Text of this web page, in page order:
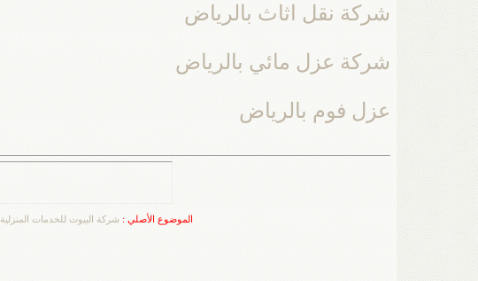
شركة نقل اثاث بالرياض
شركة عزل مائي بالرياض
عزل فوم بالرياض
الموضوع الأصلي :شركة البيوت للخدمات المنزلية